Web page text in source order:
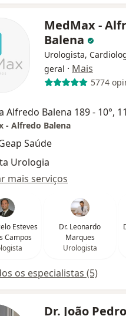
MedMax -
Balena
Urologista,
geral · Mais
5774
- Alfredo Balena
Saúde
Urologia
mais serviços
Esteves
Campos
Dr. Leonardo
Marques
Urologista
os especialistas (5)
Dr. João Pedro